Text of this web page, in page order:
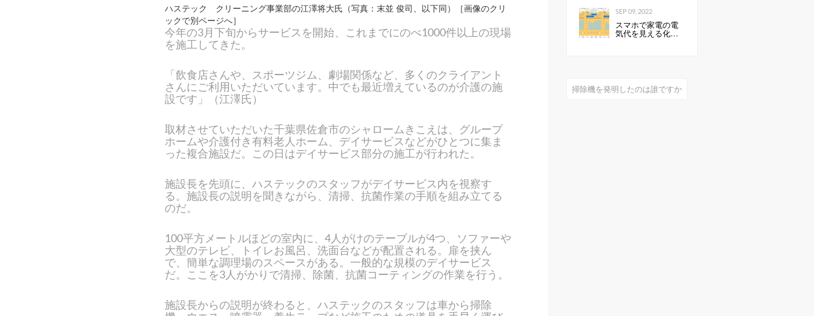
ハステック クリーニング事業部の江澤将大氏（写真：末並 俊司、以下同）［画像のクリ
ックで別ページへ］
今年の3月下旬からサービスを開始、これまでにのべ1000件以上の現場
を施工してきた。
「飲食店さんや、スポーツジム、劇場関係など、多くのクライアント
さんにご利用いただいています。中でも最近増えているのが介護の施
設です」（江澤氏）
取材させていただいた千葉県佐倉市のシャロームきこえは、グループ
ホームや介護付き有料老人ホーム、デイサービスなどがひとつに集ま
った複合施設だ。この日はデイサービス部分の施工が行われた。
施設長を先頭に、ハステックのスタッフがデイサービス内を視察す
る。施設長の説明を聞きながら、清掃、抗菌作業の手順を組み立てる
のだ。
100平方メートルほどの室内に、4人がけのテーブルが4つ、ソファーや
大型のテレビ、トイレお風呂、洗面台などが配置される。扉を挟ん
で、簡単な調理場のスペースがある。一般的な規模のデイサービス
だ。ここを3人がかりで清掃、除菌、抗菌コーティングの作業を行う。
施設長からの説明が終わると、ハステックのスタッフは車から掃除
コモショップで、
スマートフォンに
KeePerコーティン
グを行います 企業
SEP 09, 2022
スマホで家電の電
気代を見える化し
て分かったこと：
掃除機を発明したのは誰ですか